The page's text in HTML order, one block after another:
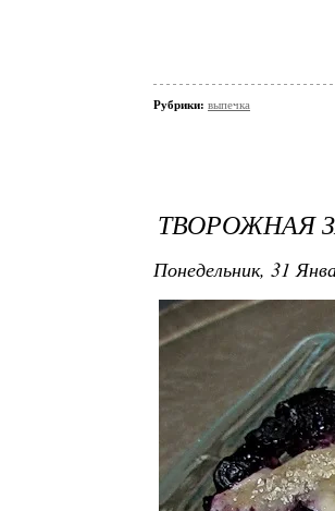
Рубрики: выпечка
ТВОРОЖНАЯ
Понедельник, 31